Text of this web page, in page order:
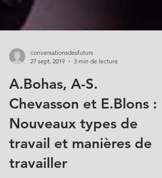
conversationsdesfuturs
27 sept. 2019
3 min de lecture
A.Bohas, A-S.
Chevasson et E.Blons :
Nouveaux types de
travail et manières de